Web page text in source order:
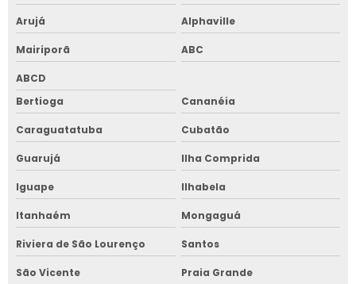
Arujá Alphaville
Mairiporã ABC
ABCD
Bertioga
Cananéia
Caraguatatuba Cubatão
Guarujá Ilha Comprida
Iguape Ilhabela
Itanhaém Mongaguá
Riviera de São Lourenço Santos
São Vicente Praia Grande